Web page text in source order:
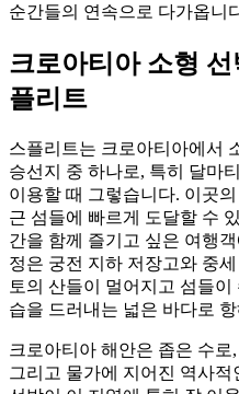
순간들의 연속으로 다가옵니
크로아티아 소형
플리트
스플리트는 크로아티아에서
승선지 중 하나로, 특히 달마
이용할 때 그렇습니다. 이곳
근 섬들에 빠르게 도달할 수
간을 함께 즐기고 싶은 여행
정은 궁전 지하 저장고와 중
토의 산들이 멀어지고 섬들
습을 드러내는 넓은 바다로
크로아티아 해안은 좁은 수
그리고 물가에 지어진 역사